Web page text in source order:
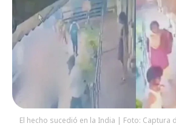
El hecho sucedió en la India | Foto: Captura